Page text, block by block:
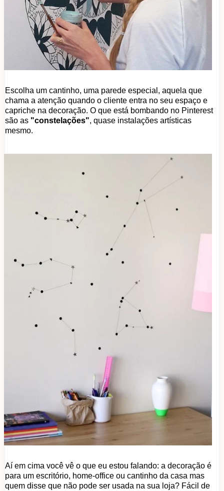
Escolha um cantinho, uma parede especial, aquela que
chama a atenção quando o cliente entra no seu espaço e
capriche na decoração. O que está bombando no Pinterest
são as "constelações", quase instalações artísticas
mesmo.
Aí em cima você vê o que eu estou falando: a decoração é
para um escritório, home-office ou cantinho da casa mas
quem disse que não pode ser usada na sua loja? Fácil de